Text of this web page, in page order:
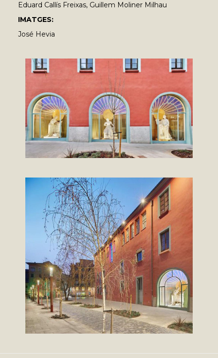
Eduard Callís Freixas, Guillem Moliner Milhau
IMATGES:
José Hevia